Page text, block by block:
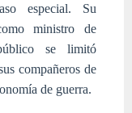
especial. Su
ministro de
se limitó
compañeros de
de guerra.